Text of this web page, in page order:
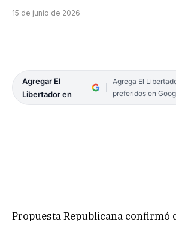
15 de junio de 2026
Agregar El
Libertador en
Agrega El
preferidos en
Propuesta Republicana confirmó